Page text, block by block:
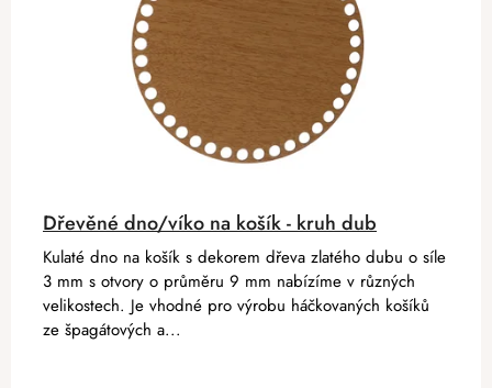
Dřevěné dno/víko na košík - kruh dub
Kulaté dno na košík s dekorem dřeva zlatého dubu o síle
3 mm s otvory o průměru 9 mm nabízíme v různých
velikostech. Je vhodné pro výrobu háčkovaných košíků
ze špagátových a...